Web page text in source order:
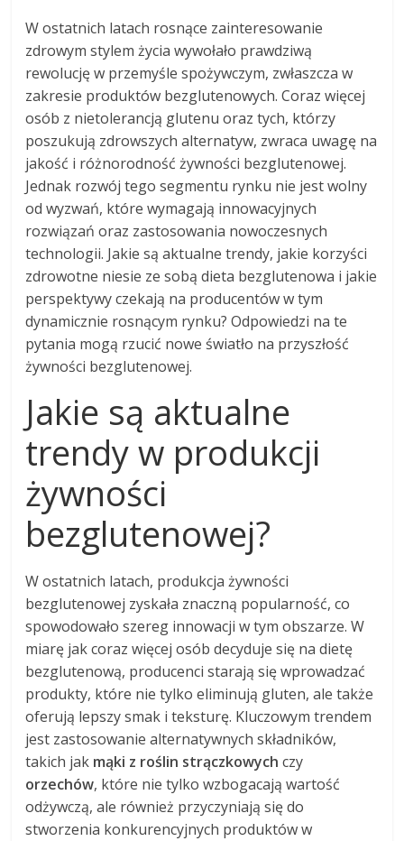
W ostatnich latach rosnące zainteresowanie
zdrowym stylem życia wywołało prawdziwą
rewolucję w przemyśle spożywczym, zwłaszcza w
zakresie produktów bezglutenowych. Coraz więcej
osób z nietolerancją glutenu oraz tych, którzy
poszukują zdrowszych alternatyw, zwraca uwagę na
jakość i różnorodność żywności bezglutenowej.
Jednak rozwój tego segmentu rynku nie jest wolny
od wyzwań, które wymagają innowacyjnych
rozwiązań oraz zastosowania nowoczesnych
technologii. Jakie są aktualne trendy, jakie korzyści
zdrowotne niesie ze sobą dieta bezglutenowa i jakie
perspektywy czekają na producentów w tym
dynamicznie rosnącym rynku? Odpowiedzi na te
pytania mogą rzucić nowe światło na przyszłość
żywności bezglutenowej.
Jakie są aktualne
trendy w produkcji
żywności
bezglutenowej?
W ostatnich latach, produkcja żywności
bezglutenowej zyskała znaczną popularność, co
spowodowało szereg innowacji w tym obszarze. W
miarę jak coraz więcej osób decyduje się na dietę
bezglutenową, producenci starają się wprowadzać
produkty, które nie tylko eliminują gluten, ale także
oferują lepszy smak i teksturę. Kluczowym trendem
jest zastosowanie alternatywnych składników,
takich jak mąki z roślin strączkowych czy
orzechów, które nie tylko wzbogacają wartość
odżywczą, ale również przyczyniają się do
stworzenia konkurencyjnych produktów w